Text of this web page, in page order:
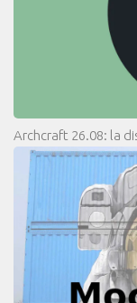
Archcraft 26.08: la